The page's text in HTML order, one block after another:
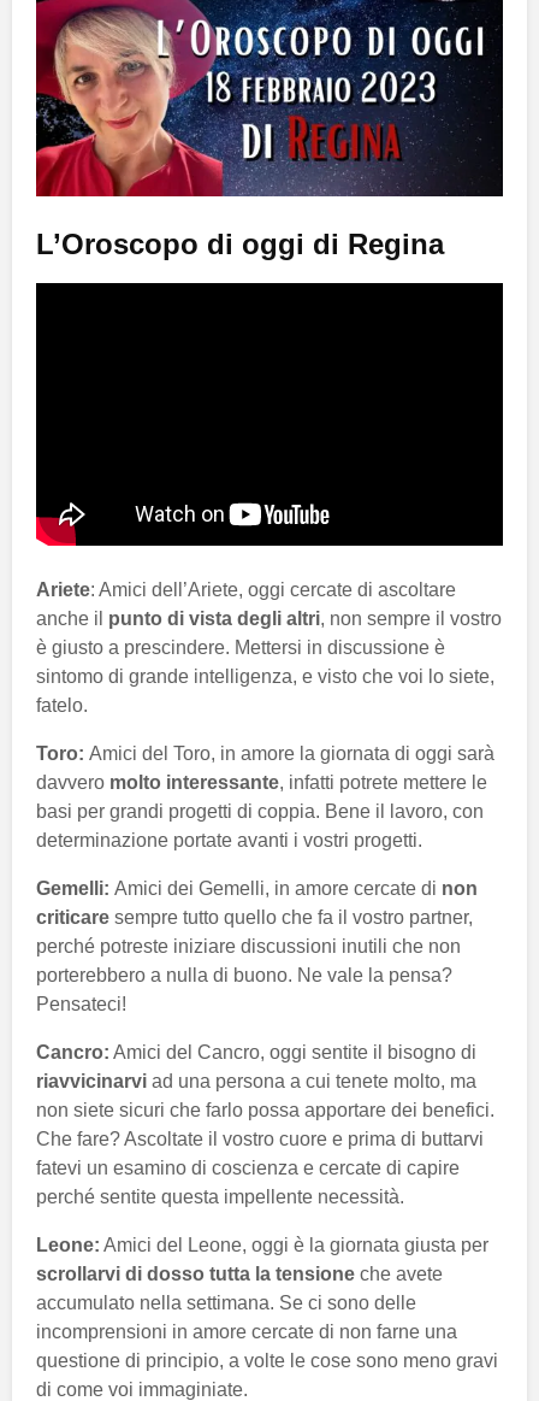
L’Oroscopo di oggi di Regina
Ariete: Amici dell’Ariete, oggi cercate di ascoltare
anche il punto di vista degli altri, non sempre il vostro
è giusto a prescindere. Mettersi in discussione è
sintomo di grande intelligenza, e visto che voi lo siete,
fatelo.
Toro: Amici del Toro, in amore la giornata di oggi sarà
davvero molto interessante, infatti potrete mettere le
basi per grandi progetti di coppia. Bene il lavoro, con
determinazione portate avanti i vostri progetti.
Gemelli: Amici dei Gemelli, in amore cercate di non
criticare sempre tutto quello che fa il vostro partner,
perché potreste iniziare discussioni inutili che non
porterebbero a nulla di buono. Ne vale la pensa?
Pensateci!
Cancro: Amici del Cancro, oggi sentite il bisogno di
riavvicinarvi ad una persona a cui tenete molto, ma
non siete sicuri che farlo possa apportare dei benefici.
Che fare? Ascoltate il vostro cuore e prima di buttarvi
fatevi un esamino di coscienza e cercate di capire
perché sentite questa impellente necessità.
Leone: Amici del Leone, oggi è la giornata giusta per
scrollarvi di dosso tutta la tensione che avete
accumulato nella settimana. Se ci sono delle
incomprensioni in amore cercate di non farne una
questione di principio, a volte le cose sono meno gravi
di come voi immaginiate.